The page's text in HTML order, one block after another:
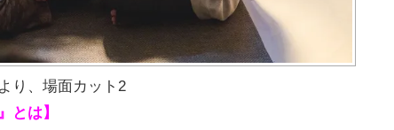
り、場面カット2
とは】